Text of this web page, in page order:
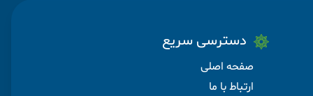
دسترسی سریع
صفحه اصلی
ارتباط با ما